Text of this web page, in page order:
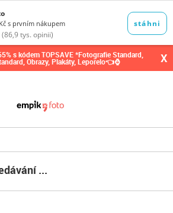
s kódem TOPSAVE *Fotografie Standard,
Obrazy, Plakáty, Leporelo👈⌚ X
...